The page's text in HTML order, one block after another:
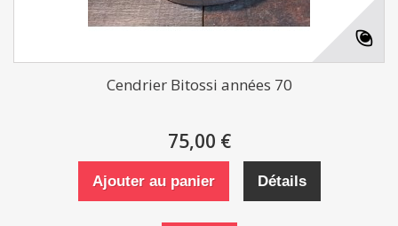
Cendrier Bitossi années 70
75,00 €
Ajouter au panier Détails